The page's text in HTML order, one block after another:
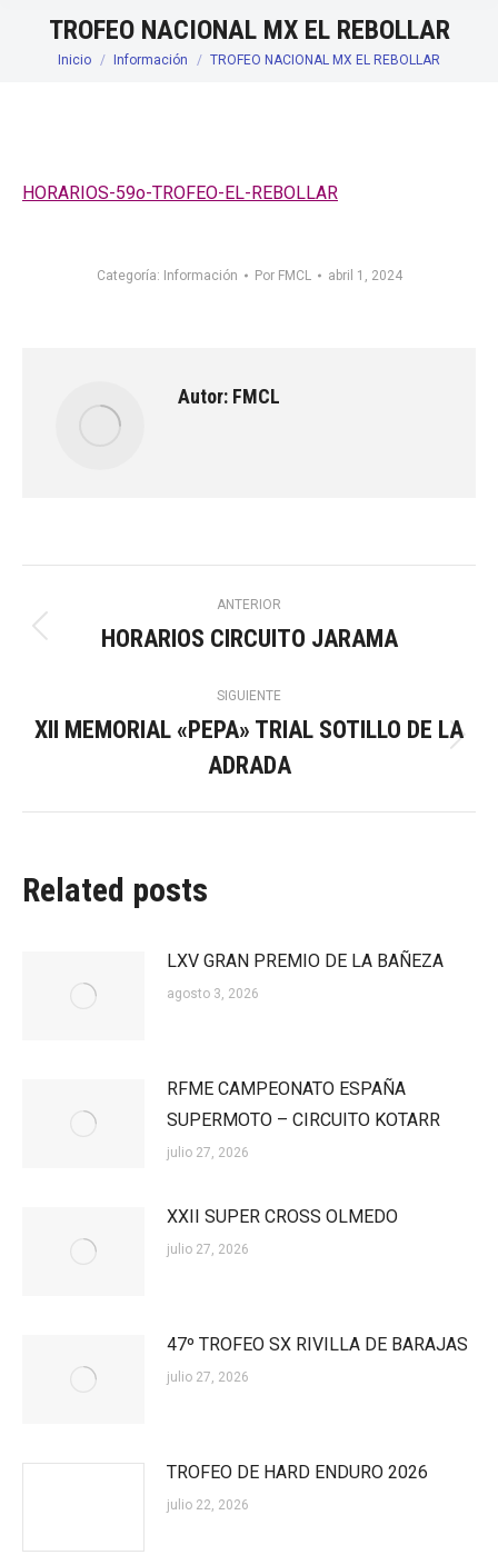
TROFEO NACIONAL MX EL REBOLLAR
Estás aquí:
Inicio Información TROFEO NACIONAL MX EL REBOLLAR
HORARIOS-59o-TROFEO-EL-REBOLLAR
Categoría: Información Por FMCL abril 1, 2024
Autor: FMCL
Navegación
entre
publicaciones
ANTERIOR
Publicación
HORARIOS CIRCUITO JARAMA
SIGUIENTE
siguiente:
XII MEMORIAL «PEPA» TRIAL SOTILLO DE LA
ADRADA
Related posts
LXV GRAN PREMIO DE LA BAÑEZA
agosto 3, 2026
RFME CAMPEONATO ESPAÑA
SUPERMOTO – CIRCUITO KOTARR
julio 27, 2026
XXII SUPER CROSS OLMEDO
julio 27, 2026
47º TROFEO SX RIVILLA DE BARAJAS
julio 27, 2026
TROFEO DE HARD ENDURO 2026
julio 22, 2026